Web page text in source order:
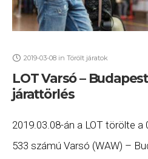
2019-03-08 in Törölt járatok
LOT Varsó –
járattörlés
2019.03.08-án a LOT törölte a
533 számú Varsó (WAW) –